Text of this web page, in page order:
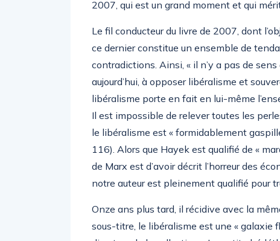
2007, qui est un grand moment et qui
Le fil conducteur du livre de 2007, dont
ce dernier constitue un ensemble de
contradictions. Ainsi, « il n’y a pas de
aujourd’hui, à opposer libéralisme et
libéralisme porte en fait en lui-même
Il est impossible de relever toutes les
le libéralisme est « formidablement
116). Alors que Hayek est qualifié de «
de Marx est d’avoir décrit l’horreur des
notre auteur est pleinement qualifié pour
Onze ans plus tard, il récidive avec la
sous-titre, le libéralisme est une « galaxie